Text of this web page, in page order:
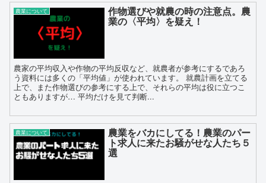
農業について 作物選びや就農の時の注意点。農
業の〈平均〉を疑え！
農家の平均収入や作物の平均反収など、就農者が参考にするであろ
う資料には多くの「平均値」が使われています。 就農計画を立てる
上で、また作物選びの参考にする上で、それらの平均は役に立つこ
ともありますが… 平均だけを見て判断...
農業について 農業をバカにしてる！農業のパー
ト求人に来たお騒がせな人たち５
選